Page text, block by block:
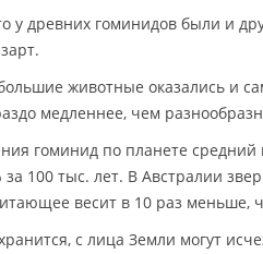
у древних гоминидов были и
животные оказались и
медленнее, чем
гоминид по планете
100 тыс. лет. В Австралии
весит в 10 раз меньше,
с лица Земли могут